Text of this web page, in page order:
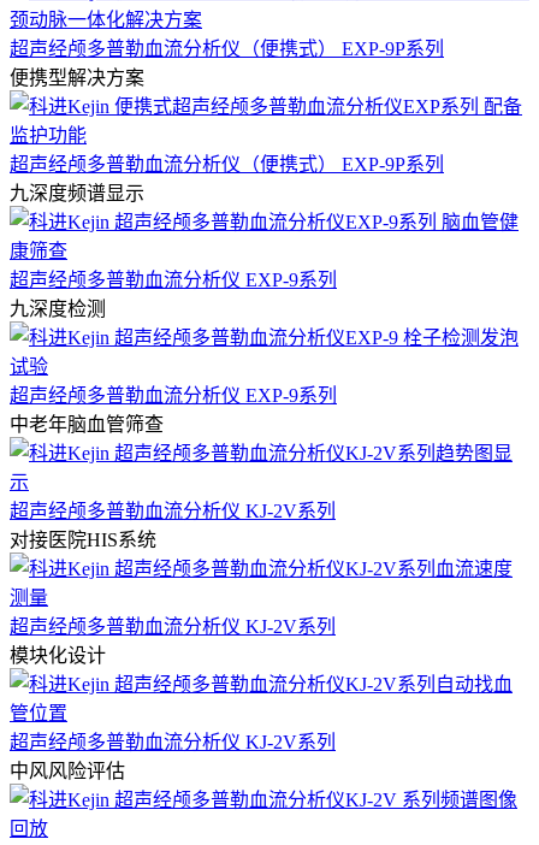
超声经颅多普勒血流分析仪（便携式） EXP-9P系列
便携型解决方案
超声经颅多普勒血流分析仪（便携式） EXP-9P系列
九深度频谱显示
超声经颅多普勒血流分析仪 EXP-9系列
九深度检测
超声经颅多普勒血流分析仪 EXP-9系列
中老年脑血管筛查
超声经颅多普勒血流分析仪 KJ-2V系列
对接医院HIS系统
超声经颅多普勒血流分析仪 KJ-2V系列
模块化设计
超声经颅多普勒血流分析仪 KJ-2V系列
中风风险评估